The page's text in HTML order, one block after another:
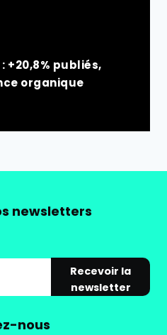
+20,8% publiés,
organique
newsletters
Recevoir la
newsletter
nous